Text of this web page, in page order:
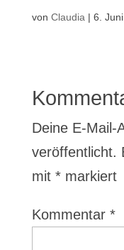
von Claudia | 6.
Deine E-Mail-
veröffentlicht.
mit *markiert
Kommentar *